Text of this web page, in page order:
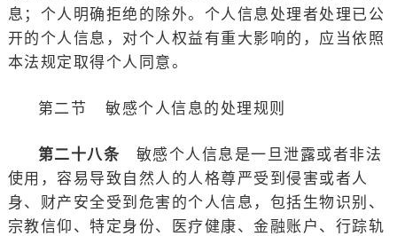
息；个人明确拒绝的除外。个人信息处理者处理已公
开的个人信息，对个人权益有重大影响的，应当依照
本法规定取得个人同意。
第二节 敏感个人信息的处理规则
第二十八条 敏感个人信息是一旦泄露或者非法
使用，容易导致自然人的人格尊严受到侵害或者人
身、财产安全受到危害的个人信息，包括生物识别、
宗教信仰、特定身份、医疗健康、金融账户、行踪轨